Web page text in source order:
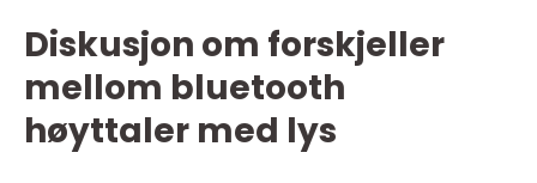
Diskusjon om forskjeller
mellom bluetooth
høyttaler med lys